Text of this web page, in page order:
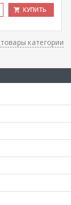
КУПИТЬ
категории